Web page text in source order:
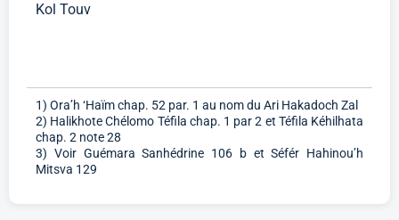
Kol Touv
1) Ora’h ‘Haïm chap. 52 par. 1 au nom du Ari Hakadoch Zal
2) Halikhote Chélomo Téfila chap. 1 par 2 et Téfila Kéhilhata
chap. 2 note 28
3) Voir Guémara Sanhédrine 106 b et Séfér Hahinou’h
Mitsva 129